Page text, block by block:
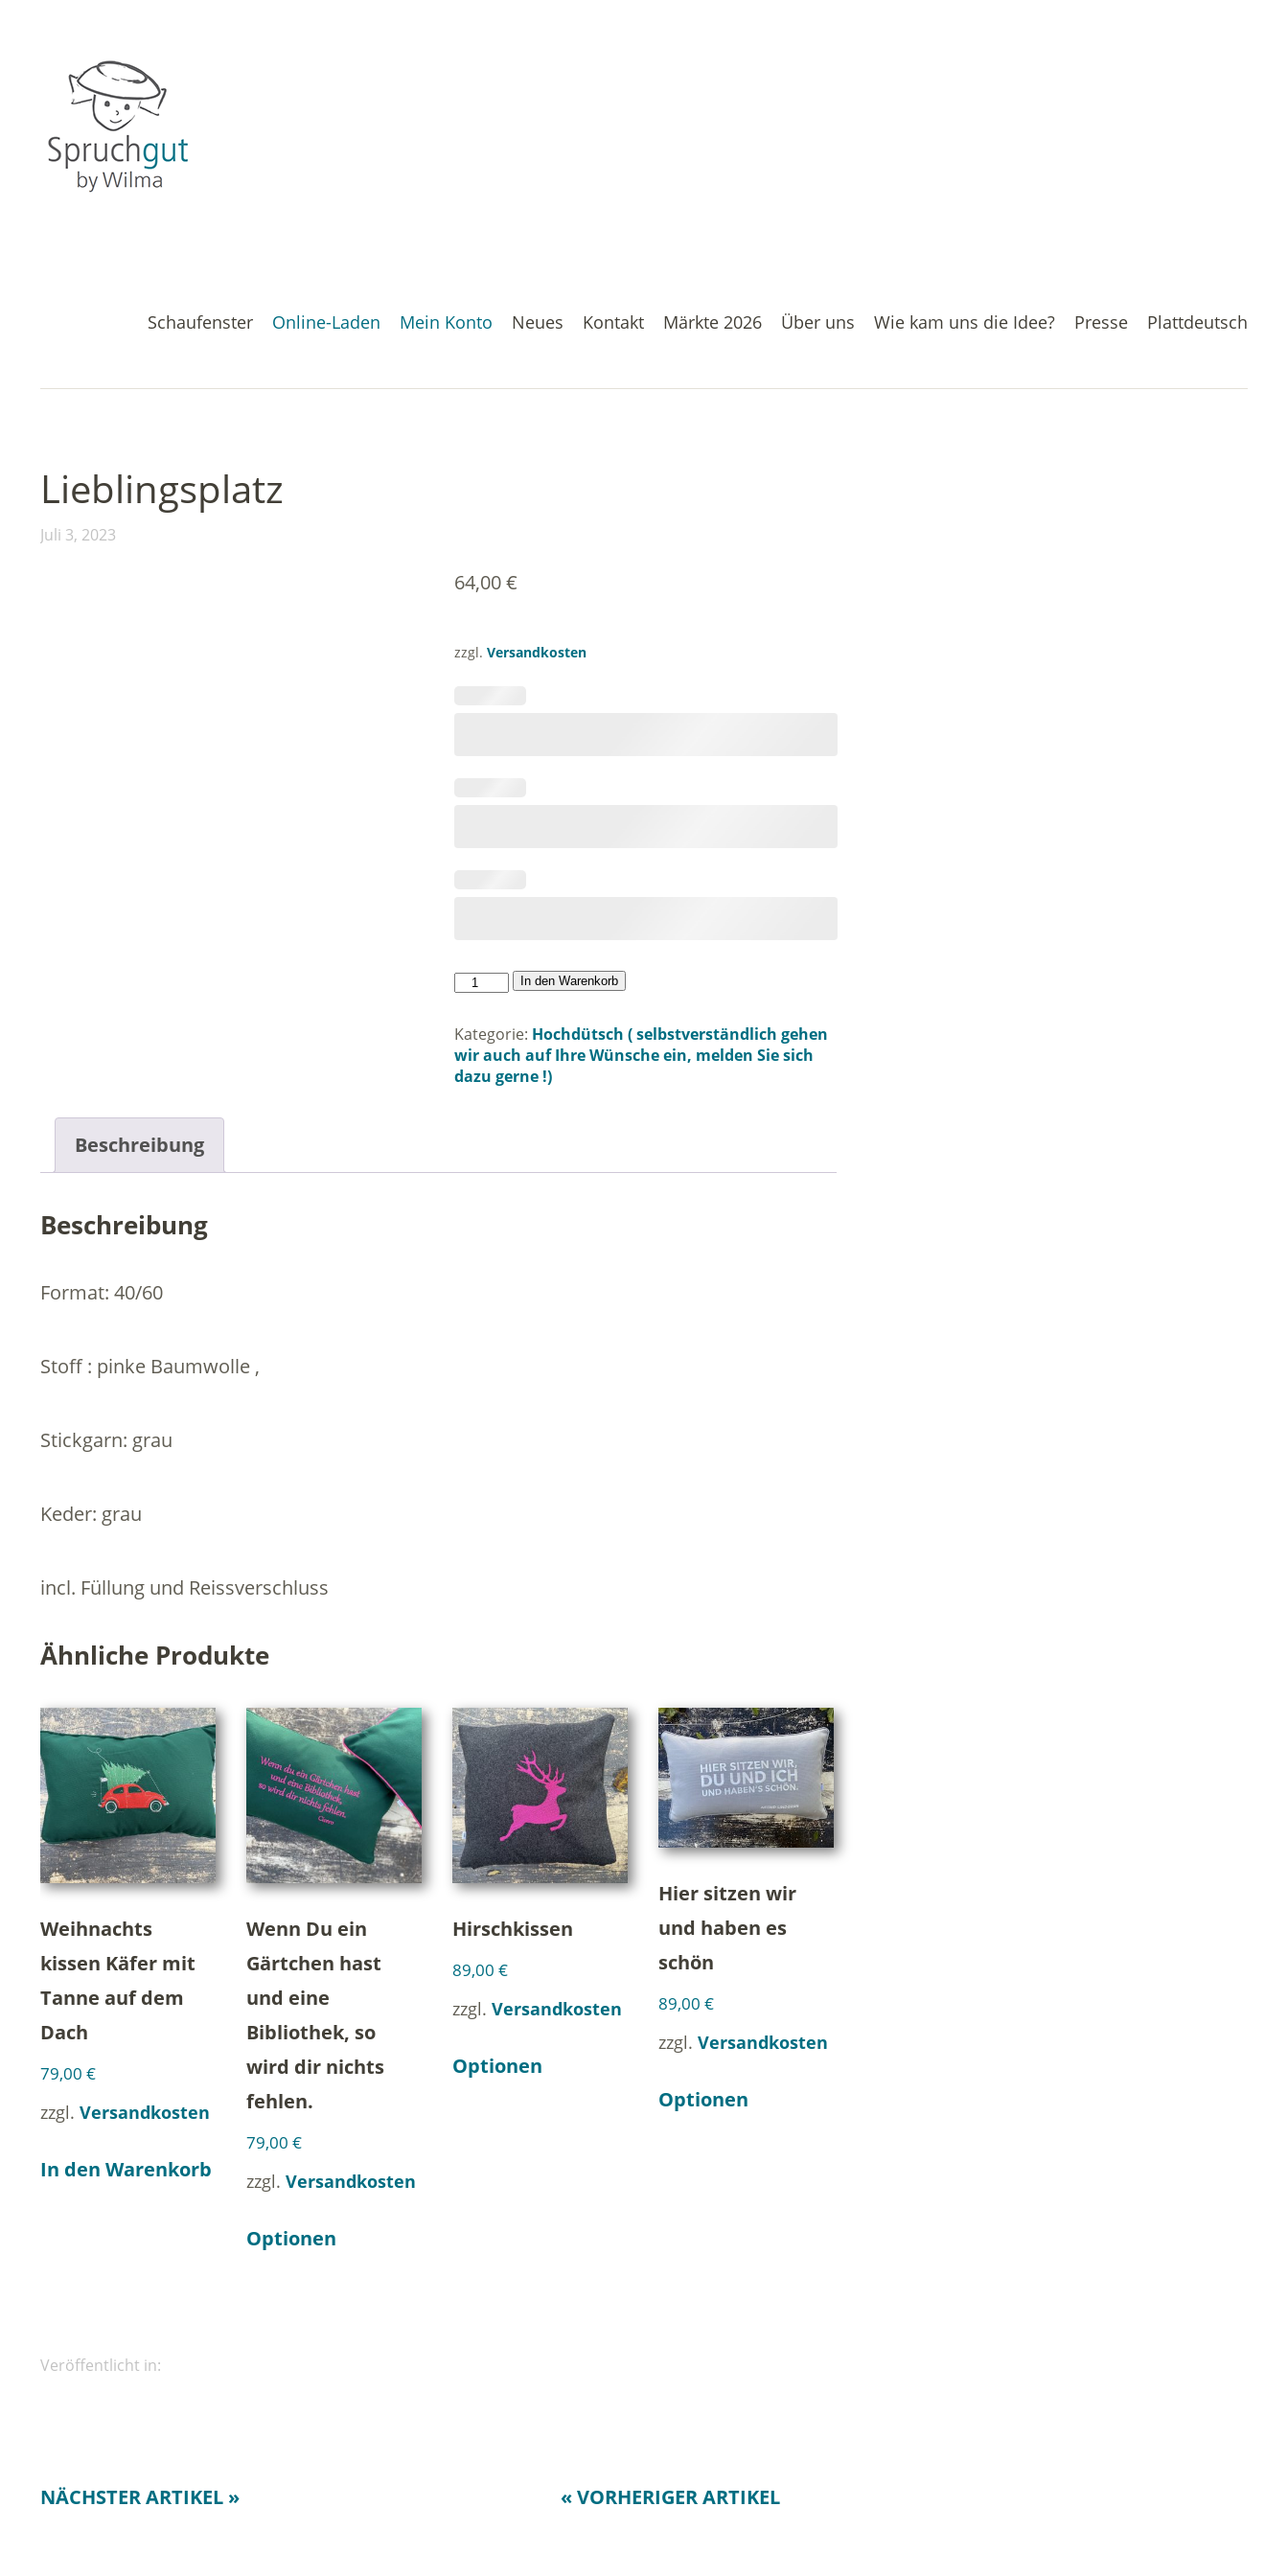
Schaufenster Online-Laden Mein Konto Neues Kontakt Märkte 2026 Über uns Wie kam uns die Idee? Presse Plattdeutsch
Lieblingsplatz
Juli 3, 2023
64,00€
zzgl.Versandkosten
LieblingsplatzIn den Warenkorb
Kategorie: Hochdütsch ( selbstverständlich gehen
wir auch auf Ihre Wünsche ein, melden Sie sich
dazu gerne !)
Beschreibung
Beschreibung
Format: 40/60
Stoff : pinke Baumwolle ,
Stickgarn: grau
Keder: grau
incl. Füllung und Reissverschluss
Ähnliche Produkte
Weihnachts
kissen Käfer mit
Tanne auf dem
Dach
79,00 €
zzgl. Versandkosten
In den Warenkorb
Wenn Du ein
Gärtchen hast
und eine
Bibliothek, so
wird dir nichts
fehlen.
79,00 €
zzgl. Versandkosten
Optionen
Hirschkissen
89,00 €
zzgl. Versandkosten
Optionen
Hier sitzen wir
und haben es
schön
89,00 €
zzgl. Versandkosten
Optionen
Veröffentlicht in:
NÄCHSTER ARTIKEL » « VORHERIGER ARTIKEL